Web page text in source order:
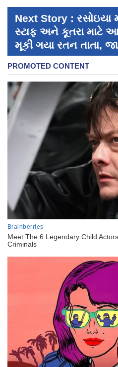
Next Story : રસોઇયા
સ્ટાફ અને કૂતરા માટે
મૂકી ગયા રતન તાતા,